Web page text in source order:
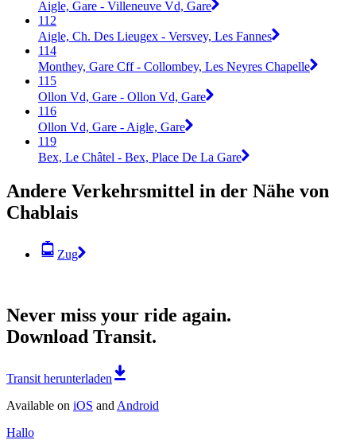
Aigle, Gare - Villeneuve Vd, Gare
112
Aigle, Ch. Des Lieugex - Versvey, Les Fannes
114
Monthey, Gare Cff - Collombey, Les Neyres Chapelle
115
Ollon Vd, Gare - Ollon Vd, Gare
116
Ollon Vd, Gare - Aigle, Gare
119
Bex, Le Châtel - Bex, Place De La Gare
Andere Verkehrsmittel in der Nähe von
Chablais
Zug
Never miss your ride again.
Download Transit.
Transit herunterladen
Available on iOS and Android
Hallo